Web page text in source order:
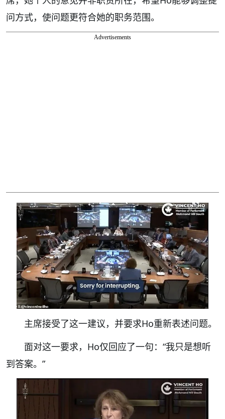
问方式，使问题更符合她的职务范围。
Advertisements
主席接受了这一建议，并要求Ho重新表述问题。
面对这一要求，Ho仅回应了一句：“我只是想听
到答案。”